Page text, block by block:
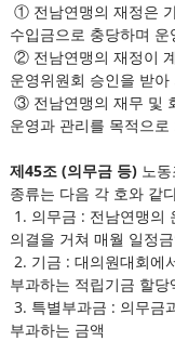
① 전남연맹의 재정은
수입금으로 충당하며
② 전남연맹의 재정이
운영위원회 승인을 받
③ 전남연맹의 재무 및
운영과 관리를 목적으
제45조 (의무금 등)노동
종류는 다음 각 호와 같
1. 의무금 : 전남연맹의
의결을 거쳐 매월 일정
2. 기금 : 대의원대회에
부과하는 적립기금 할당
3. 특별부과금 : 의무금
부과하는 금액